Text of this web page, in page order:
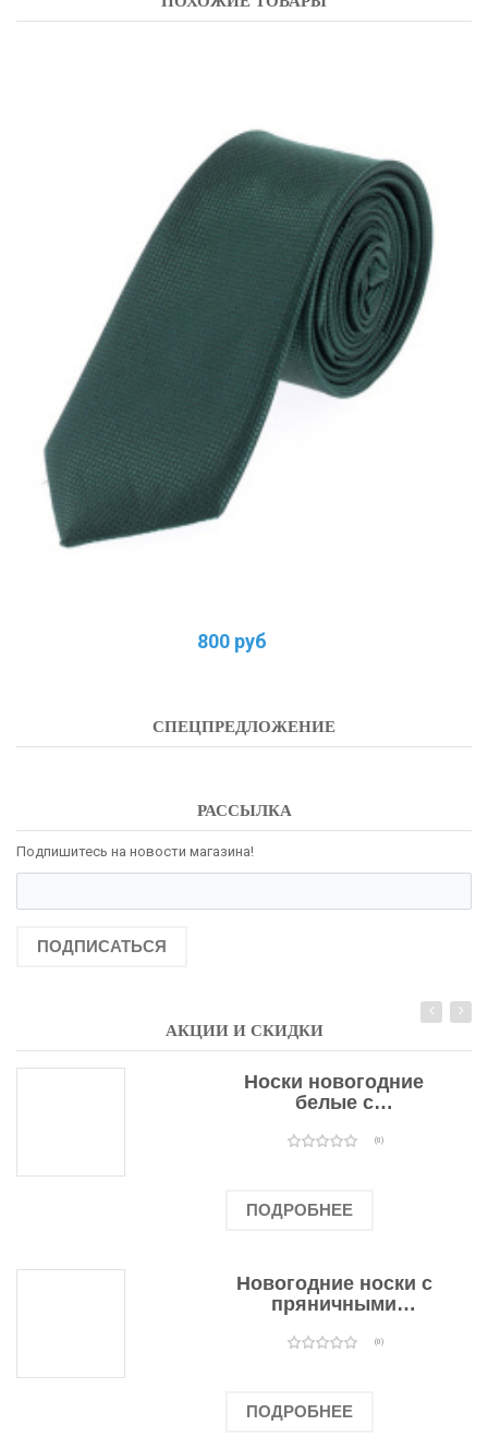
800 руб
СПЕЦПРЕДЛОЖЕНИЕ
РАССЫЛКА
Подпишитесь на новости магазина!
ПОДПИСАТЬСЯ
АКЦИИ И СКИДКИ
Носки новогодние
белые с
оленями(0)
ПОДРОБНЕЕ
Новогодние носки с
пряничными
(0)
ПОДРОБНЕЕ